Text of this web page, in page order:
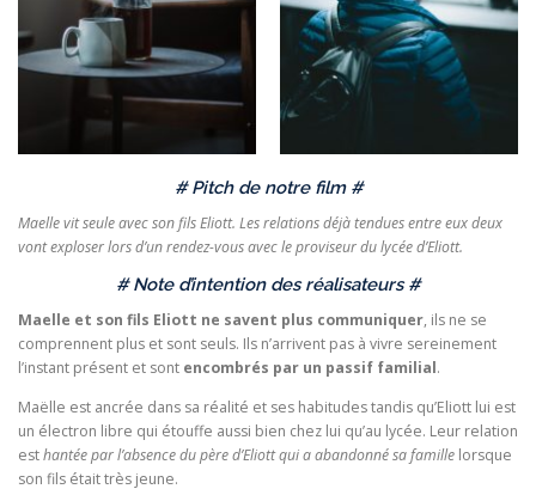
# Pitch de notre film #
Maelle vit seule avec son fils Eliott. Les relations déjà tendues entre eux deux
vont exploser lors d’un rendez-vous avec le proviseur du lycée d’Eliott.
# Note d’intention des réalisateurs #
Maelle et son fils Eliott ne savent plus communiquer, ils ne se
comprennent plus et sont seuls. Ils n’arrivent pas à vivre sereinement
l’instant présent et sont encombrés par un passif familial.
Maëlle est ancrée dans sa réalité et ses habitudes tandis qu’Eliott lui est
un électron libre qui étouffe aussi bien chez lui qu’au lycée. Leur relation
esthantée par l’absence du père d’Eliott qui a abandonné sa famille lorsque
son fils était très jeune.